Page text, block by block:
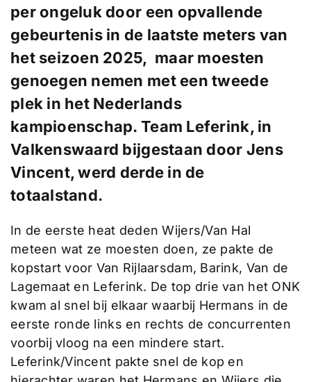
per ongeluk door een opvallende
gebeurtenis in de laatste meters van
het seizoen 2025, maar moesten
genoegen nemen met een tweede
plek in het Nederlands
kampioenschap. Team Leferink, in
Valkenswaard bijgestaan door Jens
Vincent, werd derde in de
totaalstand.
In de eerste heat deden Wijers/Van Hal
meteen wat ze moesten doen, ze pakte de
kopstart voor Van Rijlaarsdam, Barink, Van de
Lagemaat en Leferink. De top drie van het ONK
kwam al snel bij elkaar waarbij Hermans in de
eerste ronde links en rechts de concurrenten
voorbij vloog na een mindere start.
Leferink/Vincent pakte snel de kop en